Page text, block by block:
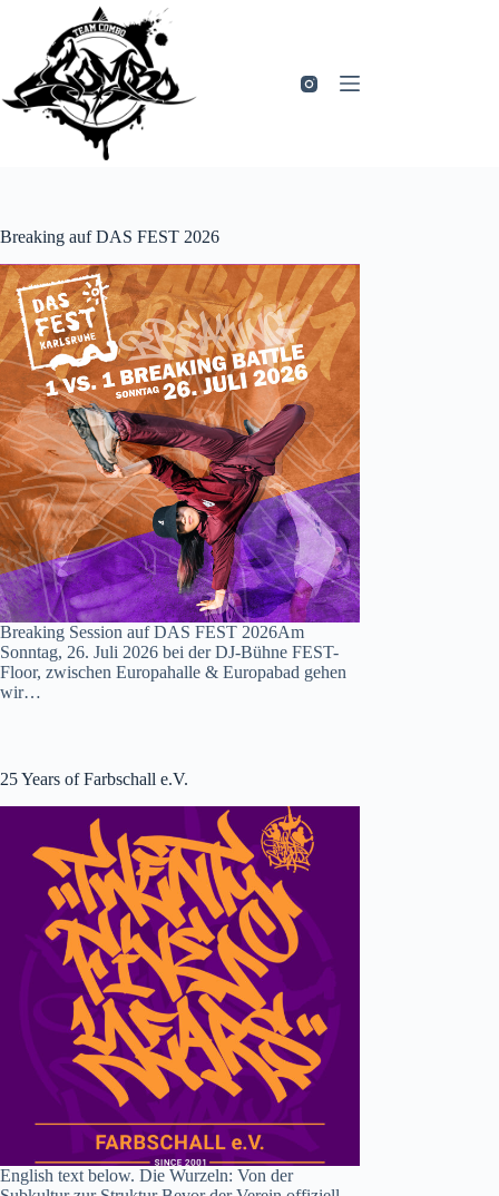
springen
Breaking auf DAS FEST 2026
Breaking Session auf DAS FEST 2026Am
Sonntag, 26. Juli 2026 bei der DJ-Bühne FEST-
Floor, zwischen Europahalle & Europabad gehen
wir…
25 Years of Farbschall e.V.
English text below. Die Wurzeln: Von der